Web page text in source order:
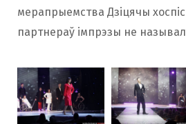
мерапрыемства Дзіцячы хоспіс
партнераў імпрэзы не